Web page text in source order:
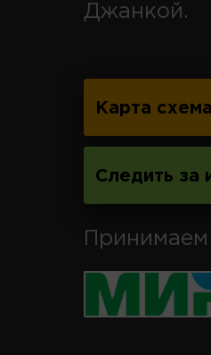
Джанкой.
Карта
Следить за